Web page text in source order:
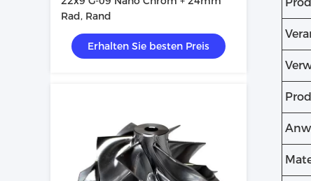
Rad, Rand
Erhalten Sie besten Preis